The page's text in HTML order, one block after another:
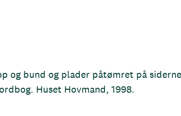
og bund og plader påtømret på
Huset Hovmand, 1998.